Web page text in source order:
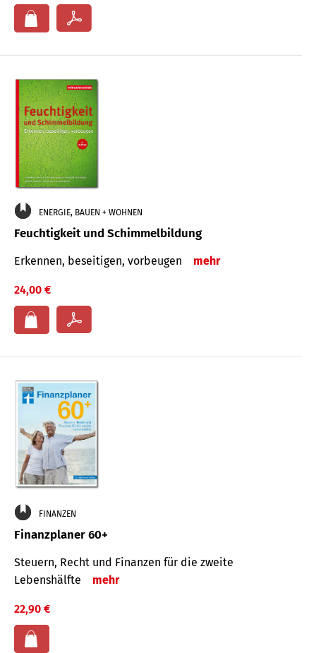
ENERGIE, BAUEN + WOHNEN
Feuchtigkeit und Schimmelbildung
Erkennen, beseitigen, vorbeugen mehr
24,00 €
FINANZEN
Finanzplaner 60+
Steuern, Recht und Finanzen für die zweite
Lebenshälfte
mehr
22,90 €